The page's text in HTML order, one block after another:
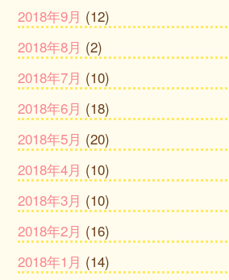
2018年9月 (12)
2018年8月 (2)
2018年7月 (10)
2018年6月 (18)
2018年5月 (20)
2018年4月 (10)
2018年3月 (10)
2018年2月 (16)
2018年1月 (14)